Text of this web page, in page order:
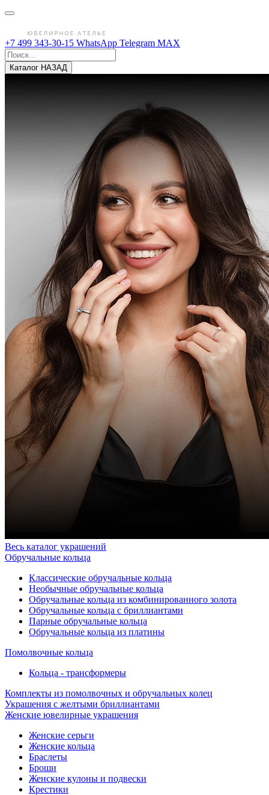
+7 499 343-30-15 WhatsApp Telegram MAX
Каталог НАЗАД
Весь каталог украшений
Обручальные кольца
Классические обручальные кольца
Необычные обручальные кольца
Обручальные кольца из комбинированного золота
Обручальные кольца с бриллиантами
Парные обручальные кольца
Обручальные кольца из платины
Помолвочные кольца
Кольца - трансформеры
Комплекты из помолвочных и обручальных колец
Украшения с желтыми бриллиантами
Женские ювелирные украшения
Женские серьги
Женские кольца
Браслеты
Броши
Женские кулоны и подвески
Крестики